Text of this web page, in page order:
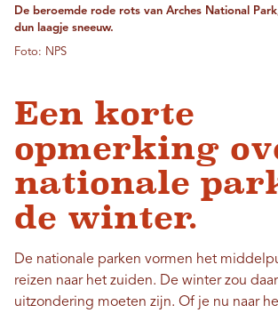
De beroemde rode rots van Arches National
dun laagje sneeuw.
Foto: NPS
Een korte
opmerking
nationale
de winter.
De nationale parken vormen het
reizen naar het zuiden. De winter zou
uitzondering moeten zijn. Of je nu naar